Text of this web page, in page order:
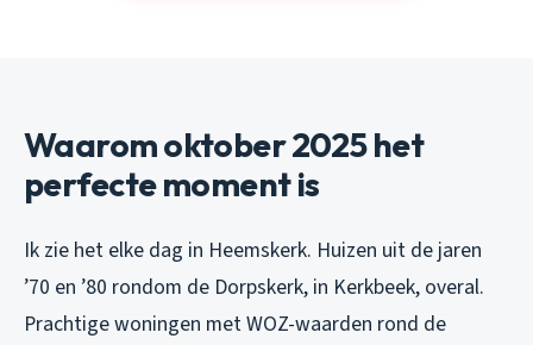
Waarom oktober 2025 het
perfecte moment is
Ik zie het elke dag in Heemskerk. Huizen uit de jaren
’70 en ’80 rondom de Dorpskerk, in Kerkbeek, overal.
Prachtige woningen met WOZ-waarden rond de